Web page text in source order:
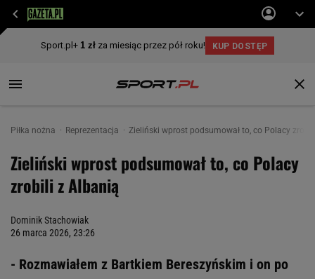
Piłka nożna Reprezentacja Zieliński wprost podsumował to, co Polacy
Zieliński wprost podsumował to, co Polacy
zrobili z Albanią
Dominik Stachowiak
26 marca 2026, 23:26
- Rozmawiałem z Bartkiem Bereszyńskim i on po